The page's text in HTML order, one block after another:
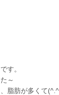
す。
～
脂肪が多くて